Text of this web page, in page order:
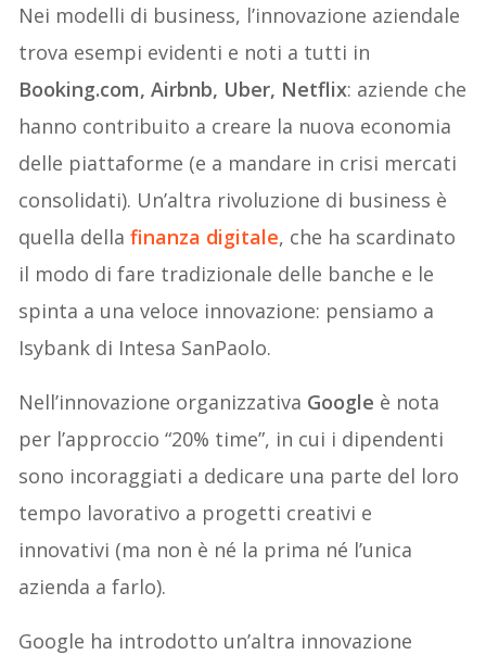
Nei modelli di business, l’innovazione aziendale
trova esempi evidenti e noti a tutti in
Booking.com, Airbnb, Uber, Netflix: aziende che
hanno contribuito a creare la nuova economia
delle piattaforme (e a mandare in crisi mercati
consolidati). Un’altra rivoluzione di business è
quella dellafinanza digitale, che ha scardinato
il modo di fare tradizionale delle banche e le
spinta a una veloce innovazione: pensiamo a
Isybank di Intesa SanPaolo.
Nell’innovazione organizzativa Google è nota
per l’approccio “20% time”, in cui i dipendenti
sono incoraggiati a dedicare una parte del loro
tempo lavorativo a progetti creativi e
innovativi (ma non è né la prima né l’unica
azienda a farlo).
Google ha introdotto un’altra innovazione